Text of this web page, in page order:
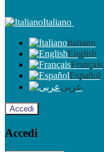
Italiano
Italiano
English
Français
Español
عربى
Accedi
Accedi